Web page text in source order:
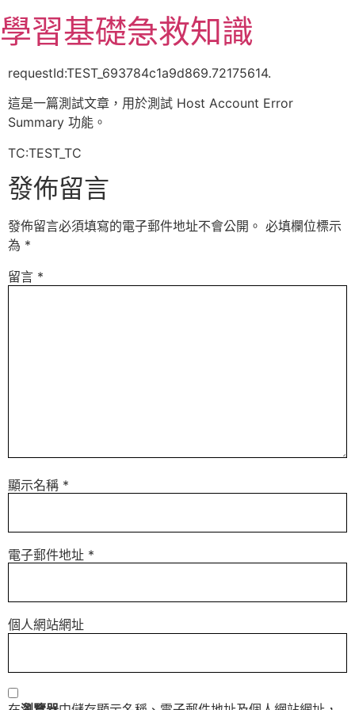
至
主
容
學習基礎急救知識
requestId:TEST_693784c1a9d869.72175614.
這是一篇測試文章，用於測試 Host Account Error
Summary 功能。
TC:TEST_TC
發佈留言
發佈留言必須填寫的電子郵件地址不會公開。 必填欄位標示
為 *
留言 *
顯示名稱 *
電子郵件地址 *
個人網站網址